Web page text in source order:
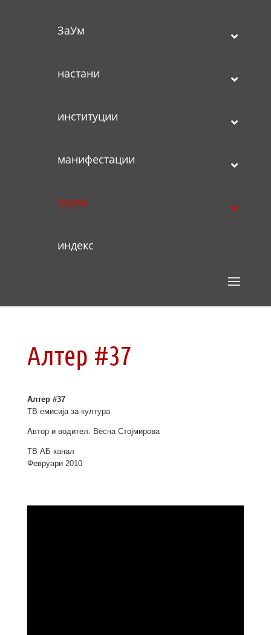
ЗаУм
настани
институции
манифестации
групи
индекс
Алтер #37
Алтер #37
ТВ емисија за култура
Автор и водител: Весна Стојмирова
ТВ АБ канал
Февруари 2010